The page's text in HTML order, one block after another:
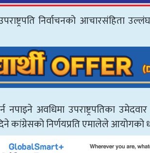
निर्वाचनको आचारसंहिता
नपाइने अवधिमा उपराष्ट्रपतिका
कांग्रेसको निर्णयप्रति एमालेले आयोगको